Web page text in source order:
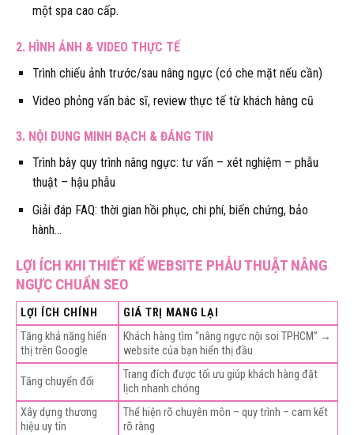
một spa cao cấp.
2. HÌNH ẢNH & VIDEO THỰC TẾ
Trình chiếu ảnh trước/sau nâng ngực (có che mặt nếu cần)
Video phỏng vấn bác sĩ, review thực tế từ khách hàng cũ
3. NỘI DUNG MINH BẠCH & ĐÁNG TIN
Trình bày quy trình nâng ngực: tư vấn – xét nghiệm – phẫu
thuật – hậu phẫu
Giải đáp FAQ: thời gian hồi phục, chi phí, biến chứng, bảo
hành…
LỢI ÍCH KHI THIẾT KẾ WEBSITE PHẪU THUẬT NÂNG
NGỰC CHUẨN SEO
LỢI ÍCH CHÍNH
GIÁ TRỊ MANG LẠI
Tăng khả năng hiển
thị trên Google
Khách hàng tìm “nâng ngực nội soi TPHCM” →
website của bạn hiển thị đầu
Tăng chuyển đổi
Trang đích được tối ưu giúp khách hàng đặt
lịch nhanh chóng
Xây dựng thương
hiệu uy tín
Thể hiện rõ chuyên môn – quy trình – cam kết
rõ ràng